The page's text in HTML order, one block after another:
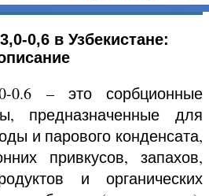
0,6 в Узбекистане:
0.6 – это сорбционные
предназначенные для
и парового конденсата,
привкусов, запахов,
и органических